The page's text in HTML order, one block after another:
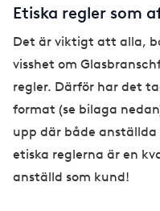
Etiska regler som
Det är viktigt att alla,
visshet om
regler. Därför har det
format (se bilaga
upp där både anställda
etiska reglerna är en
anställd som kund!